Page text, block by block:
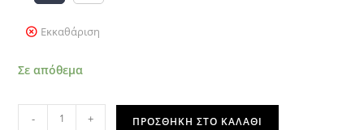
Εκκαθάριση
Σε απόθεμα
- + ΠΡΟΣΘΉΚΗ ΣΤΟ ΚΑΛΆΘΙ